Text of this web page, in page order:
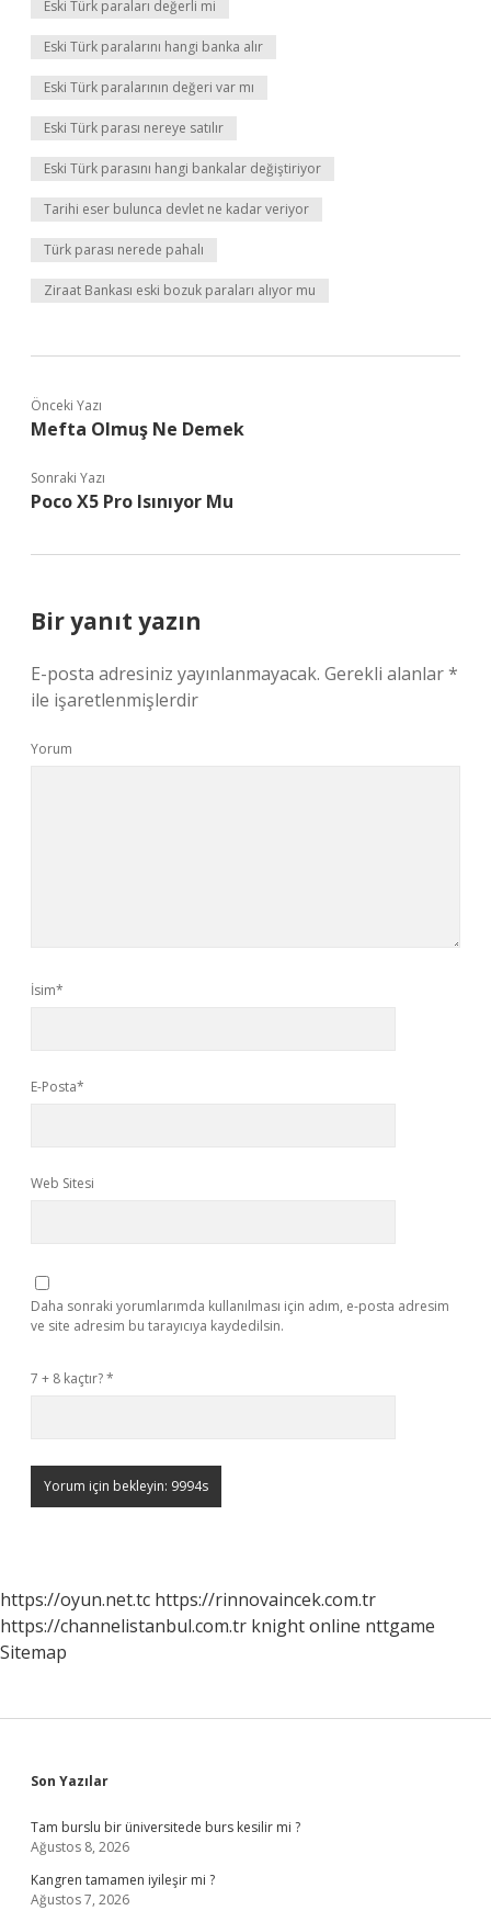
Eski Türk paraları değerli mi
Eski Türk paralarını hangi banka alır
Eski Türk paralarının değeri var mı
Eski Türk parası nereye satılır
Eski Türk parasını hangi bankalar değiştiriyor
Tarihi eser bulunca devlet ne kadar veriyor
Türk parası nerede pahalı
Ziraat Bankası eski bozuk paraları alıyor mu
Önceki Yazı
Mefta Olmuş Ne Demek
Sonraki Yazı
Poco X5 Pro Isınıyor Mu
Bir yanıt yazın
E-posta adresiniz yayınlanmayacak. Gerekli alanlar*
ile işaretlenmişlerdir
Yorum
İsim*
E-Posta*
Web Sitesi
Daha sonraki yorumlarımda kullanılması için adım, e-posta adresim
ve site adresim bu tarayıcıya kaydedilsin.
7 + 8 kaçtır?*
https://oyun.net.tc https://rinnovaincek.com.tr
https://channelistanbul.com.tr knight online nttgame
Sitemap
Sidebar
Son Yazılar
Tam burslu bir üniversitede burs kesilir mi ?
Ağustos 8, 2026
Kangren tamamen iyileşir mi ?
Ağustos 7, 2026